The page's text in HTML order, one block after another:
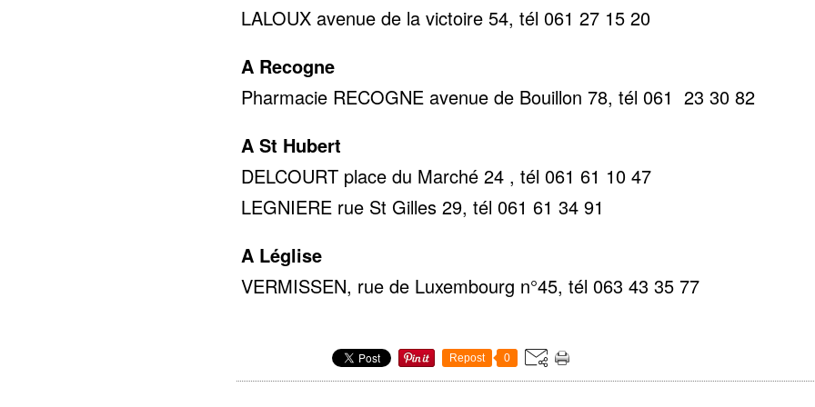
LALOUX avenue de la victoire 54, tél 061 27 15 20
A Recogne
Pharmacie RECOGNE avenue de Bouillon 78, tél 061 23 30 82
A St Hubert
DELCOURT place du Marché 24 , tél 061 61 10 47
LEGNIERE rue St Gilles 29, tél 061 61 34 91
A Léglise
VERMISSEN, rue de Luxembourg n°45, tél 063 43 35 77
Repost 0